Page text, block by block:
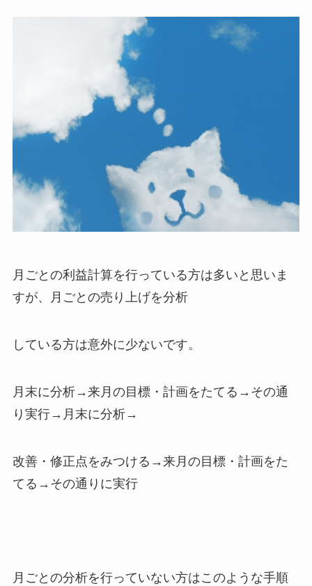
月ごとの利益計算を行っている方は多いと思いま
すが、月ごとの売り上げを分析
している方は意外に少ないです。
月末に分析→来月の目標・計画をたてる→その通
り実行→月末に分析→
改善・修正点をみつける→来月の目標・計画をた
てる→その通りに実行
月ごとの分析を行っていない方はこのような手順